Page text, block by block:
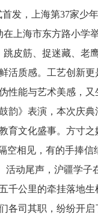
发，上海第37家
上海市东方路小学
皮筋、捉迷藏、老
活质感。工艺创新
性能与艺术美感，
韵》表演，本次庆
育文化盛事。 方寸之
空相见，有的手捧
动尾声，沪疆学子
公里的牵挂落地生
司其职，纷纷开启